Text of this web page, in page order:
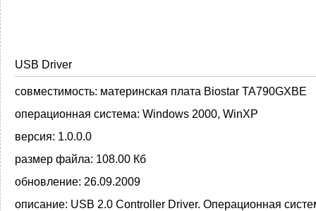
USB Driver
совместимость: материнская плата Biostar TA790GXBE
операционная система: Windows 2000, WinXP
версия: 1.0.0.0
размер файла: 108.00 Кб
обновление: 26.09.2009
описание: USB 2.0 Controller Driver. Операционная